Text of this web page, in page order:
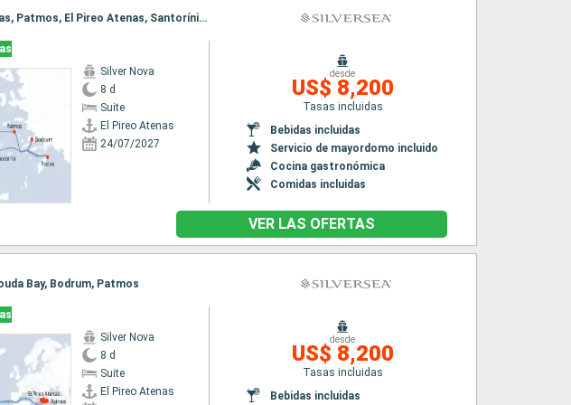
Itinerario : El Pireo Atenas, Santoríni, Nafplio, Bodrum, Rodas, Patmos, El Pireo Atenas, Santoríni, Nafplio, Bodrum, Rodas, Patmos, El Pireo Atenas
Silver Nova
8 d
Suite
El Pireo Atenas
24/07/2027
desde
US$ 8,200
Tasas incluidas
Bebidas incluidas
Servicio de mayordomo incluido
Cocina gastronómica
Comidas incluidas
VER LAS OFERTAS
Bay, Bodrum, Patmos
Silver Nova
8 d
Suite
El Pireo Atenas
desde
US$ 8,200
Tasas incluidas
Bebidas incluidas